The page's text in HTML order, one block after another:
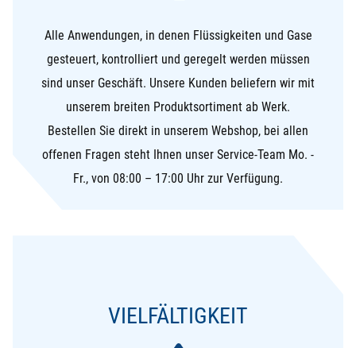
Alle Anwendungen, in denen Flüssigkeiten und Gase
gesteuert, kontrolliert und geregelt werden müssen
sind unser Geschäft. Unsere Kunden beliefern wir mit
unserem breiten Produktsortiment ab Werk.
Bestellen Sie direkt in unserem Webshop, bei allen
offenen Fragen steht Ihnen unser Service-Team Mo. -
Fr., von 08:00 – 17:00 Uhr zur Verfügung.
VIELFÄLTIGKEIT